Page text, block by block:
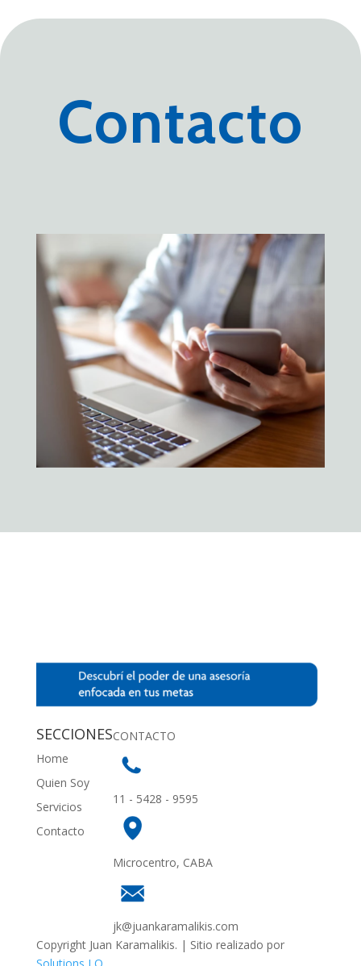
Contacto
SECCIONES
Home
Quien Soy
Servicios
Contacto
CONTACTO
11 - 5428 - 9595
Microcentro, CABA
jk@juankaramalikis.com
Copyright Juan Karamalikis. | Sitio realizado por